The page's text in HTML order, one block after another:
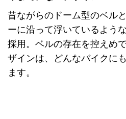
昔ながらのドーム型のベル
ーに沿って浮いているよう
採用。ベルの存在を控えめ
ザインは、どんなバイクに
ます。